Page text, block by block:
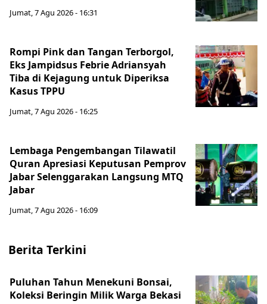
Jumat, 7 Agu 2026 - 16:31
Rompi Pink dan Tangan Terborgol,
Eks Jampidsus Febrie Adriansyah
Tiba di Kejagung untuk Diperiksa
Kasus TPPU
Jumat, 7 Agu 2026 - 16:25
Lembaga Pengembangan Tilawatil
Quran Apresiasi Keputusan Pemprov
Jabar Selenggarakan Langsung MTQ
Jabar
Jumat, 7 Agu 2026 - 16:09
Berita Terkini
Puluhan Tahun Menekuni Bonsai,
Koleksi Beringin Milik Warga Bekasi